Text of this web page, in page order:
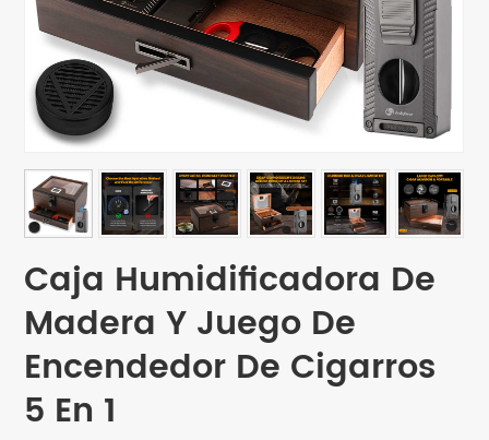
Caja Humidificadora De
Madera Y Juego De
Encendedor De Cigarros
5 En 1